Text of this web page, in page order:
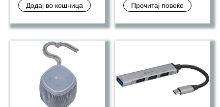
Додај во кошница
Прочитај повеќе